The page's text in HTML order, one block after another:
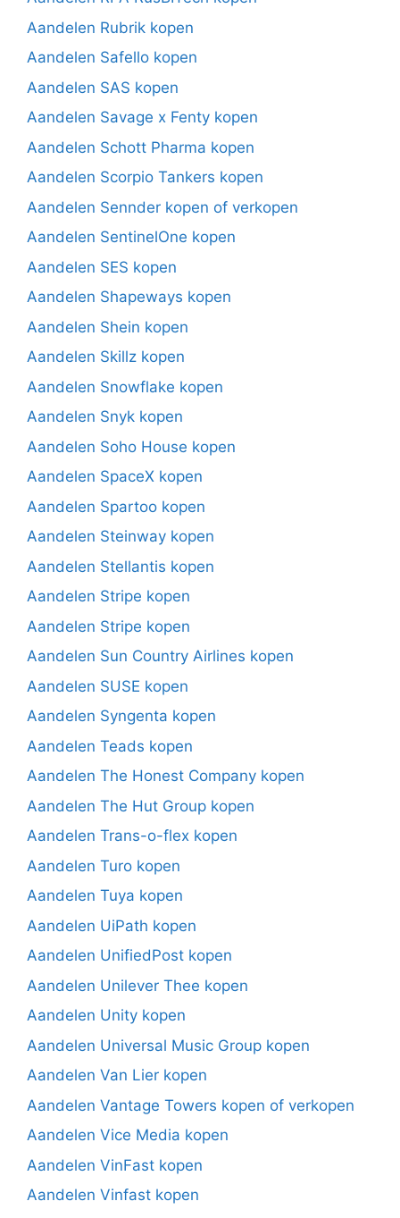
Aandelen Rubrik kopen
Aandelen Safello kopen
Aandelen SAS kopen
Aandelen Savage x Fenty kopen
Aandelen Schott Pharma kopen
Aandelen Scorpio Tankers kopen
Aandelen Sennder kopen of verkopen
Aandelen SentinelOne kopen
Aandelen SES kopen
Aandelen Shapeways kopen
Aandelen Shein kopen
Aandelen Skillz kopen
Aandelen Snowflake kopen
Aandelen Snyk kopen
Aandelen Soho House kopen
Aandelen SpaceX kopen
Aandelen Spartoo kopen
Aandelen Steinway kopen
Aandelen Stellantis kopen
Aandelen Stripe kopen
Aandelen Stripe kopen
Aandelen Sun Country Airlines kopen
Aandelen SUSE kopen
Aandelen Syngenta kopen
Aandelen Teads kopen
Aandelen The Honest Company kopen
Aandelen The Hut Group kopen
Aandelen Trans-o-flex kopen
Aandelen Turo kopen
Aandelen Tuya kopen
Aandelen UiPath kopen
Aandelen UnifiedPost kopen
Aandelen Unilever Thee kopen
Aandelen Unity kopen
Aandelen Universal Music Group kopen
Aandelen Van Lier kopen
Aandelen Vantage Towers kopen of verkopen
Aandelen Vice Media kopen
Aandelen VinFast kopen
Aandelen Vinfast kopen